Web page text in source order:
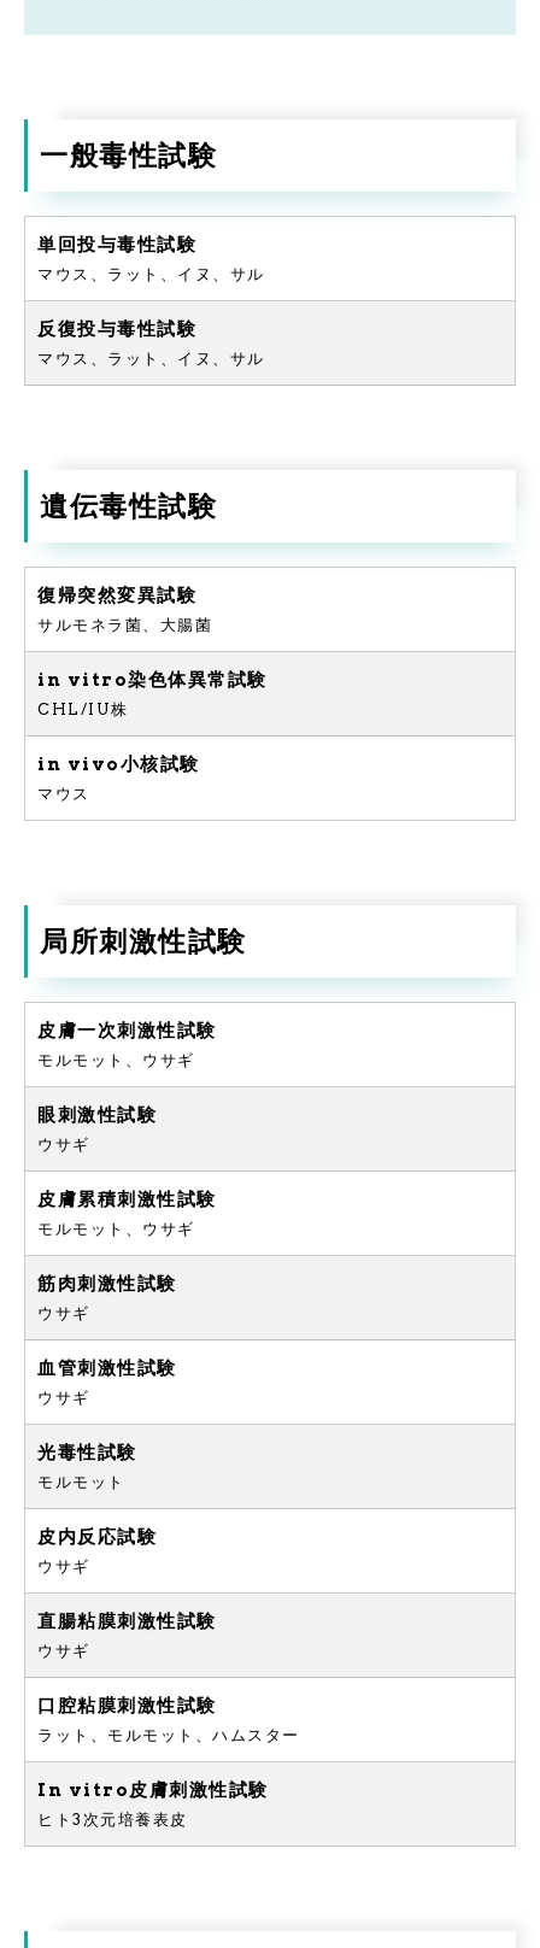
一般毒性試験
単回投与毒性試験
マウス、ラット、イヌ、サル
反復投与毒性試験
マウス、ラット、イヌ、サル
遺伝毒性試験
復帰突然変異試験
サルモネラ菌、大腸菌
in vitro染色体異常試験
CHL/IU株
in vivo小核試験
マウス
局所刺激性試験
皮膚一次刺激性試験
モルモット、ウサギ
眼刺激性試験
ウサギ
皮膚累積刺激性試験
モルモット、ウサギ
筋肉刺激性試験
ウサギ
血管刺激性試験
ウサギ
光毒性試験
モルモット
皮内反応試験
ウサギ
直腸粘膜刺激性試験
ウサギ
口腔粘膜刺激性試験
ラット、モルモット、ハムスター
In vitro皮膚刺激性試験
ヒト3次元培養表皮